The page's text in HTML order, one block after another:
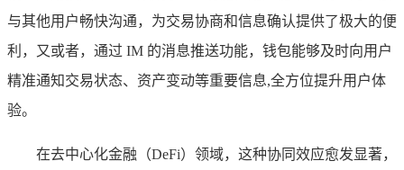
与其他用户畅快沟通，为交易协商和信息确认提供了极大的便
利，又或者，通过 IM 的消息推送功能，钱包能够及时向用户
精准通知交易状态、资产变动等重要信息,全方位提升用户体
验。
在去中心化金融（DeFi）领域，这种协同效应愈发显著，